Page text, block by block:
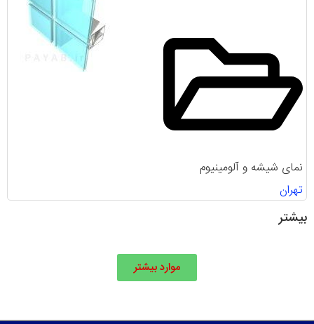
نمای شیشه و آلومینیوم
تهران
بیشتر
موارد بیشتر